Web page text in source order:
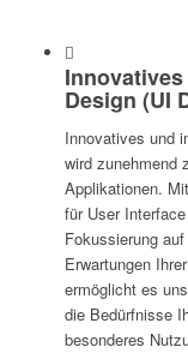
Design (UI
Innovatives und
wird zunehmend
Applikationen.
für User
Fokussierung
Erwartungen
ermöglicht es
die Bedürfnisse
besonderes